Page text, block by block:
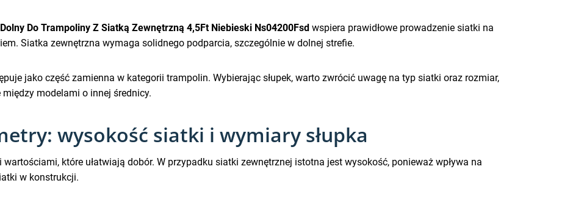
Do Trampoliny Z Siatką Zewnętrzną 4,5Ft Niebieski Ns04200Fsd wspiera prawidłowe prowadzenie siatki na
Siatka zewnętrzna wymaga solidnego podparcia, szczególnie w dolnej strefie.
jako część zamienna w kategorii trampolin. Wybierając słupek, warto zwrócić uwagę na typ siatki oraz rozmiar,
modelami o innej średnicy.
wysokość siatki i wymiary słupka
wartościami, które ułatwiają dobór. W przypadku siatki zewnętrznej istotna jest wysokość, ponieważ wpływa na
w konstrukcji.